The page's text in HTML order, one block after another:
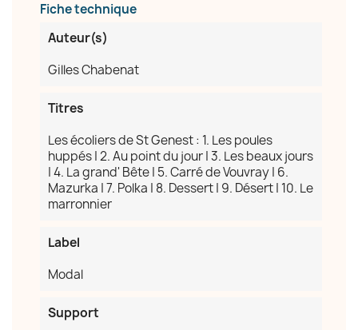
Fiche technique
Auteur(s)
Gilles Chabenat
Titres
Les écoliers de St Genest : 1. Les poules
huppés | 2. Au point du jour | 3. Les beaux jours
| 4. La grand' Bête | 5. Carré de Vouvray | 6.
Mazurka | 7. Polka | 8. Dessert | 9. Désert | 10. Le
marronnier
Label
Modal
Support